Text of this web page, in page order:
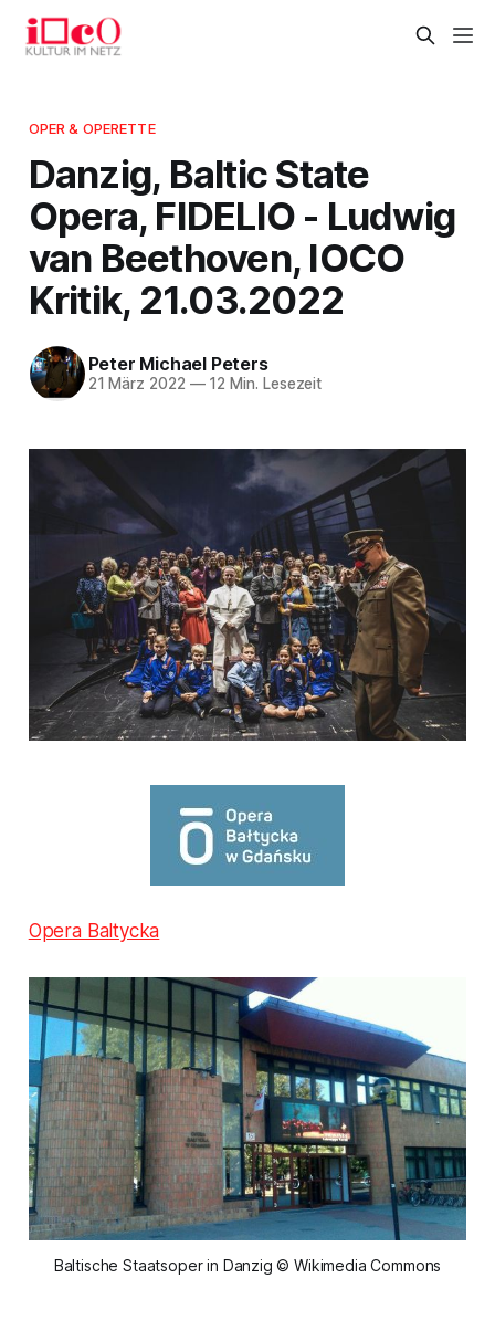
OPER & OPERETTE
Danzig, Baltic State
Opera, FIDELIO - Ludwig
van Beethoven, IOCO
Kritik, 21.03.2022
Peter Michael Peters
21 März 2022 —12 Min. Lesezeit
Opera Baltycka
Baltische Staatsoper in Danzig © Wikimedia Commons